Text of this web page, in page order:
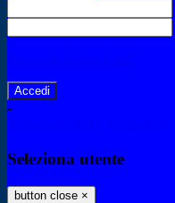
-
Seleziona utente
button close ×